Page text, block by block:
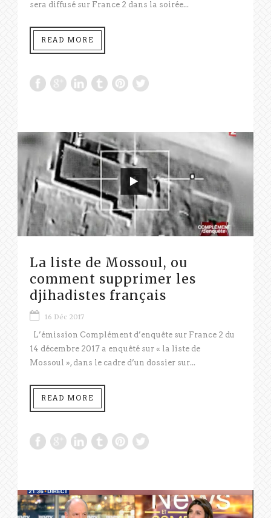
sera diffusé sur France 2 dans la soirée...
READ MORE
La liste de Mossoul, ou
comment supprimer les
djihadistes français
16 Déc 2017
L’émission Complément d’enquête sur France 2 du
14 décembre 2017 a enquêté sur « la liste de
Mossoul », dans le cadre d’un dossier sur...
READ MORE